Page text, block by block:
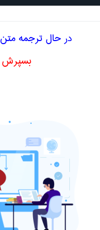
معادل انگلیسی
حقوق
اصول و قوانین اخلاقی
در حال ترجمه
بسپرش